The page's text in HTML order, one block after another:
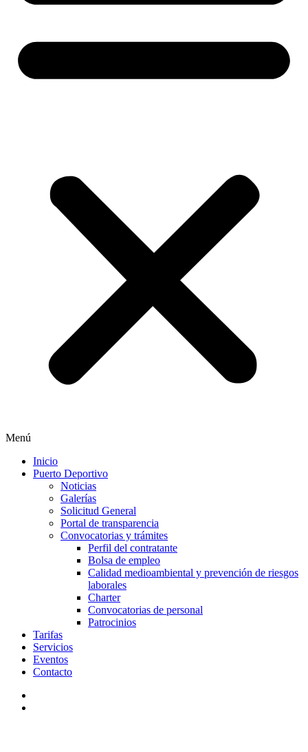
Menú
Inicio
Puerto Deportivo
Noticias
Galerías
Solicitud General
Portal de transparencia
Convocatorias y trámites
Perfil del contratante
Bolsa de empleo
Calidad medioambiental y prevención de riesgos
laborales
Charter
Convocatorias de personal
Patrocinios
Tarifas
Servicios
Eventos
Contacto